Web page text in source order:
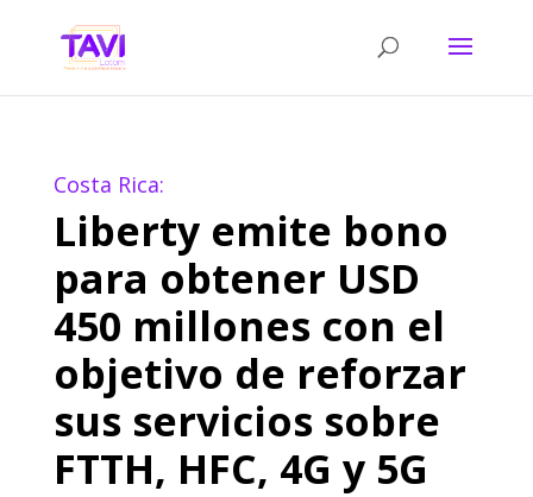
Costa Rica:
Liberty emite bono
para obtener USD
450 millones con el
objetivo de reforzar
sus servicios sobre
FTTH, HFC, 4G y 5G